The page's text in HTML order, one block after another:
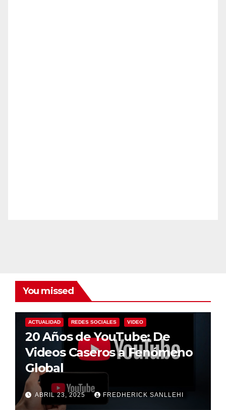
You missed
ACTUALIDAD REDES SOCIALES VIDEO
20 Años de YouTube: De
Videos Caseros a Fenómeno
Global
ABRIL 23, 2025 FREDHERICK SANLLEHI